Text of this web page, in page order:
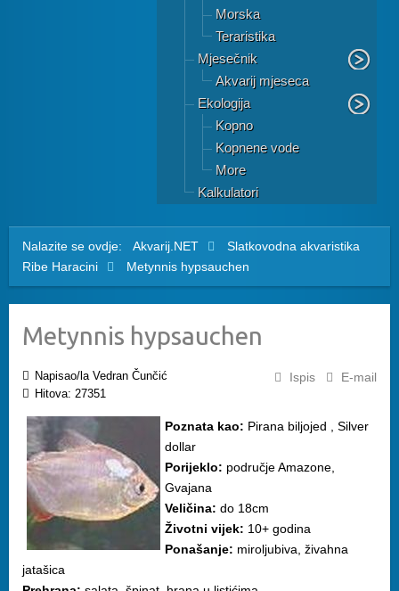
Morska
Teraristika
Mjesečnik
Akvarij mjeseca
Ekologija
Kopno
Kopnene vode
More
Kalkulatori
Nalazite se ovdje: Akvarij.NET
Slatkovodna akvaristika
Ribe Haracini Metynnis hypsauchen
Metynnis hypsauchen
Ispis E-mail
Napisao/la Vedran Čunčić
Hitova: 27351
Poznata kao: Pirana biljojed , Silver
dollar
Porijeklo: područje Amazone,
Gvajana
Veličina: do 18cm
Životni vijek: 10+ godina
Ponašanje: miroljubiva, živahna
jatašica